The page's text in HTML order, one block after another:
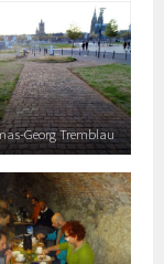
Georg Tremblau